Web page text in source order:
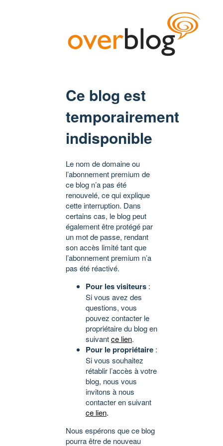
Ce blog est
temporairement
indisponible
Le nom de domaine ou
l’abonnement premium de
ce blog n’a pas été
renouvelé, ce qui explique
cette interruption. Dans
certains cas, le blog peut
également être protégé par
un mot de passe, rendant
son accès limité tant que
l’abonnement premium n’a
pas été réactivé.
Pour les visiteurs :
Si vous avez des
questions, vous
pouvez contacter le
propriétaire du blog en
suivantce lien.
Pour le propriétaire :
Si vous souhaitez
rétablir l’accès à votre
blog, nous vous
invitons à nous
contacter en suivant
ce lien.
Nous espérons que ce blog
pourra être de nouveau